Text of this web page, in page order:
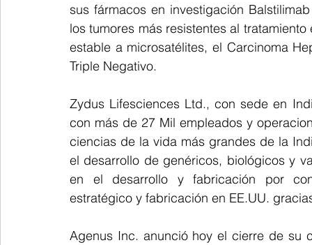
sus fármacos en investigación
los tumores más resistentes al
estable a microsatélites, el Carcinoma
Triple Negativo.
Zydus Lifesciences Ltd., con sede en
con más de 27 Mil empleados y
ciencias de la vida más grandes de la
el desarrollo de genéricos, biológicos y
en el desarrollo y fabricación por
estratégico y fabricación en EE.UU.
Agenus Inc. anunció hoy el cierre de su